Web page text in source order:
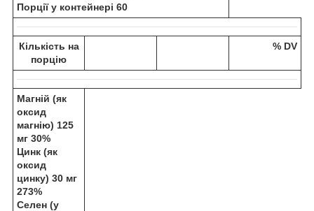
Порції у контейнері 60
Кількість на
порцію
% DV
Магній (як
оксид
магнію) 125
мг 30%
Цинк (як
оксид
цинку) 30 мг
273%
Селен (у